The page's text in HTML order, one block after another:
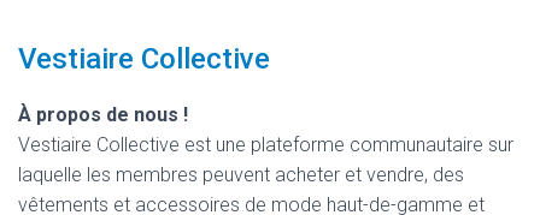
Vestiaire Collective
À propos de nous !
Vestiaire Collective est une plateforme communautaire sur
laquelle les membres peuvent acheter et vendre, des
vêtements et accessoires de mode haut-de-gamme et